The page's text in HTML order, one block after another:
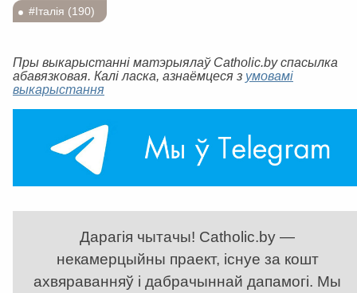
#Італія (190)
Пры выкарыстанні матэрыялаў Catholic.by спасылка
абавязковая. Калі ласка, азнаёмцеся з умовамі
выкарыстання
Дарагія чытачы! Catholic.by —
некамерцыйны праект, існуе за кошт
ахвяраванняў і дабрачыннай дапамогі. Мы